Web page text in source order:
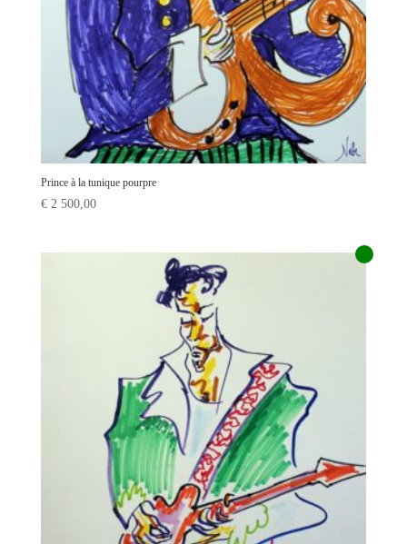
Prince à la tunique pourpre
€2 500,00